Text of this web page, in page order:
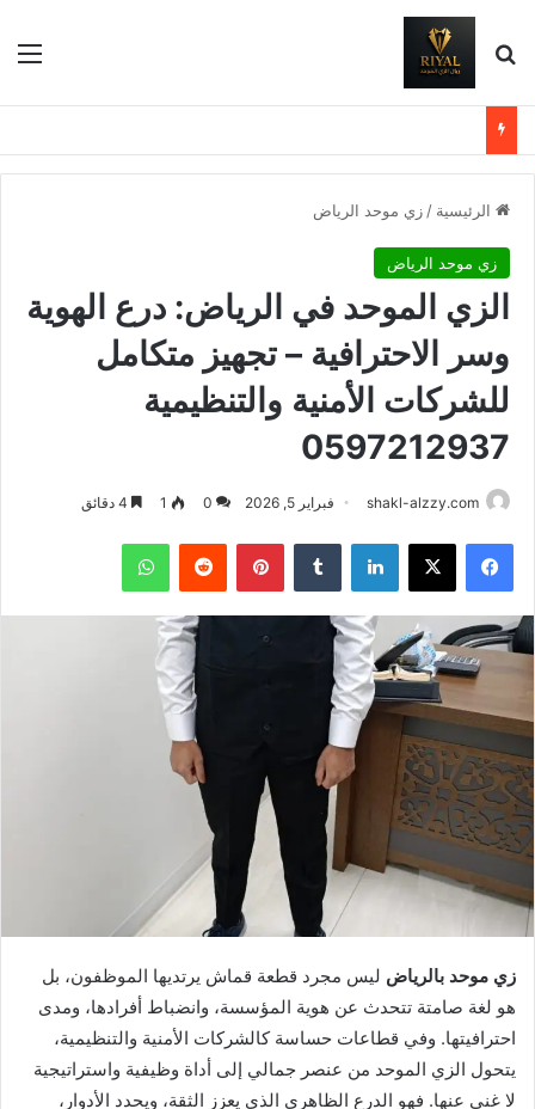
بحث عن
الرئيسية / زي موحد الرياض
زي موحد الرياض
الزي الموحد في الرياض: درع الهوية
وسر الاحترافية – تجهيز متكامل
للشركات الأمنية والتنظيمية
0597212937
shakl-alzzy.com فبراير 5, 2026 0
1
فيسبوك X لينكدإن بينتيريست واتساب
زي موحد بالرياض ليس مجرد قطعة قماش يرتديها الموظفون، بل
هو لغة صامتة تتحدث عن هوية المؤسسة، وانضباط أفرادها، ومدى
احترافيتها. وفي قطاعات حساسة كالشركات الأمنية والتنظيمية،
يتحول الزي الموحد من عنصر جمالي إلى أداة وظيفية واستراتيجية
لا غنى عنها. فهو الدرع الظاهري الذي يعزز الثقة، ويحدد الأدوار،